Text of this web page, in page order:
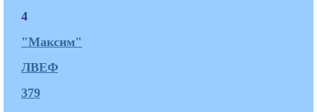
4
"Максим"
ЛВЕФ
379